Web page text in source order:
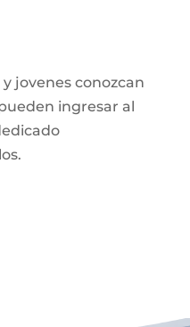
jovenes conozcan
ingresar al